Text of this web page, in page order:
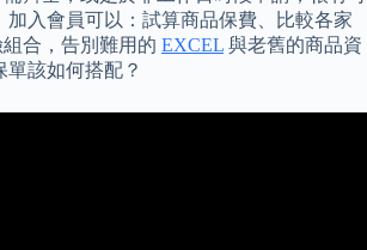
加入會員可以：試算商品保費、比較各家
合，告別難用的 EXCEL 與老舊的商品資
該如何搭配？